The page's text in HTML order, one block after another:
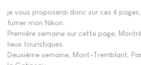
je vous proposerai donc sur ces 4
fumer mon Nikon.
Première semaine sur cette page,
lieux touristiques.
Deuxième semaine, Mont-Tremblant,